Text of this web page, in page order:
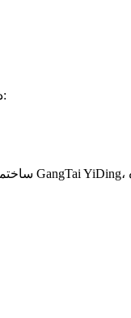
در خبرنامه ما مشترک شوید: